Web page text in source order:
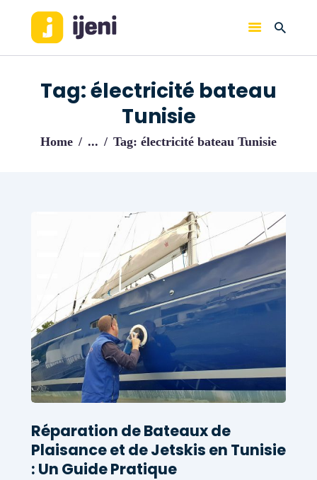
Tag: électricité bateau
Tunisie
Home ... Tag: électricité bateau Tunisie
ACCUEIL
Réparation de Bateaux de
Plaisance et de Jetskis en Tunisie
: Un Guide Pratique